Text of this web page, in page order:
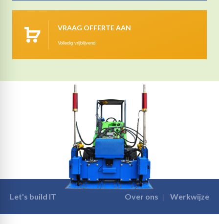
VRAAG OFFERTE AAN
Volledig vrijblijvend
Let's build IT Over ons Werkwijze